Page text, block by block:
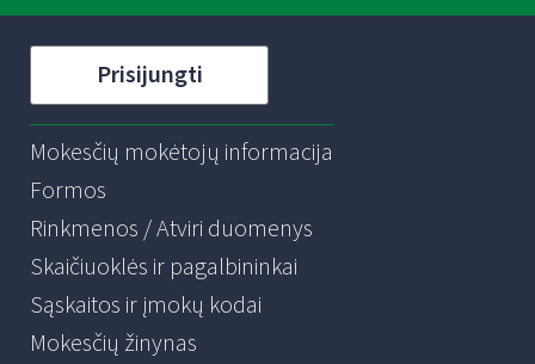
Prisijungti
Mokesčių mokėtojų informacija
Formos
Rinkmenos / Atviri duomenys
Skaičiuoklės ir pagalbininkai
Sąskaitos ir įmokų kodai
Mokesčių žinynas